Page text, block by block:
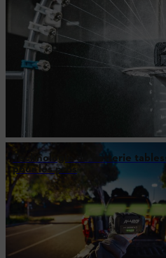
Technologie de batterie
pour les pros
1 Comparaison entre AP 300.0 P(C) et
2 Temps nécessaire pour atteindre 80 %
ambiante/batterie de 25-40 °C en
valable pour ALLPRO AP 100.0 P, AP